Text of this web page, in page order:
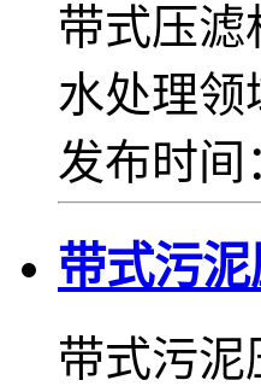
带式压
水处理领
发布时间
带式污
带式污